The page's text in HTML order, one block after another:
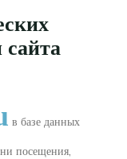
в базе данных
посещения,